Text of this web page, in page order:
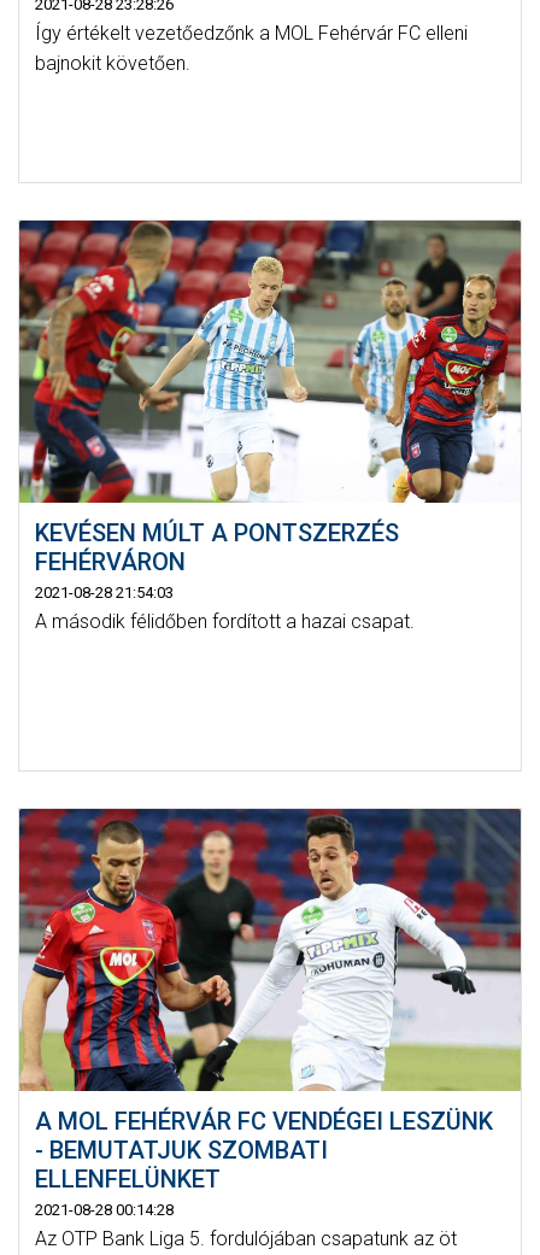
2021-08-28 23:28:26
Így értékelt vezetőedzőnk a MOL Fehérvár FC elleni
bajnokit követően.
KEVÉSEN MÚLT A PONTSZERZÉS
FEHÉRVÁRON
2021-08-28 21:54:03
A második félidőben fordított a hazai csapat.
A MOL FEHÉRVÁR FC VENDÉGEI LESZÜNK
- BEMUTATJUK SZOMBATI
ELLENFELÜNKET
2021-08-28 00:14:28
Az OTP Bank Liga 5. fordulójában csapatunk az öt